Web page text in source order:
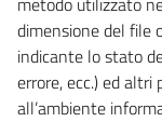
dimensione del file
indicante lo stato
errore, ecc.) ed
all’ambiente